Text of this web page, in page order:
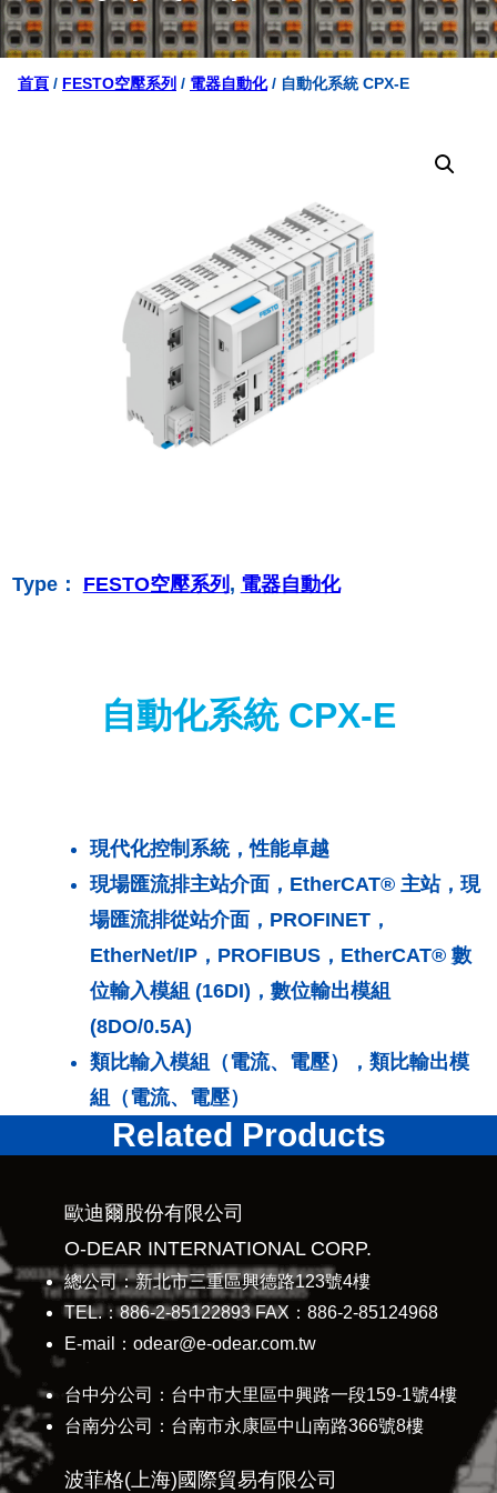
首頁 / FESTO空壓系列 / 電器自動化/ 自動化系統 CPX-E
Type： FESTO空壓系列 , 電器自動化
自動化系統 CPX-E
現代化控制系統，性能卓越
現場匯流排主站介面，EtherCAT® 主站，現
場匯流排從站介面，PROFINET，
EtherNet/IP，PROFIBUS，EtherCAT® 數
位輸入模組 (16DI)，數位輸出模組
(8DO/0.5A)
類比輸入模組（電流、電壓），類比輸出模
組（電流、電壓）
Related Products
歐迪爾股份有限公司
O-DEAR INTERNATIONAL CORP.
總公司：新北市三重區興德路123號4樓
TEL.：886-2-85122893 FAX：886-2-85124968
E-mail：odear@e-odear.com.tw
台中分公司：台中市大里區中興路一段159-1號4樓
台南分公司：台南市永康區中山南路366號8樓
波菲格(上海)國際貿易有限公司